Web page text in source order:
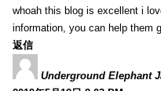
whoah this blog is excellent i
information, you can help them
返信
Underground Elephant